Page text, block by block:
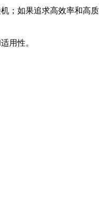
；如果追求高效率和高质
用性。